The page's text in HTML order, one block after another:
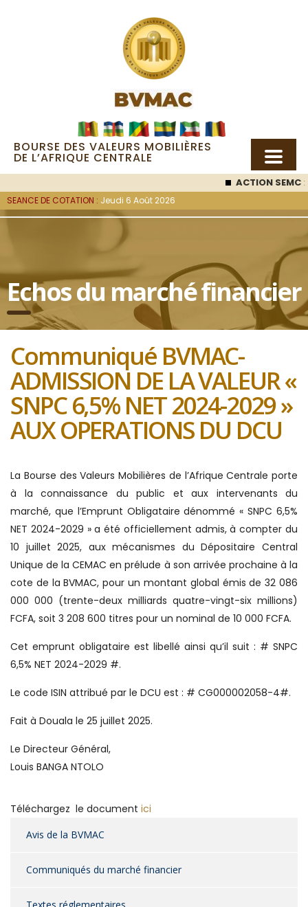
BOURSE DES VALEURS MOBILIÈRES
DE L’AFRIQUE CENTRALE
ACTION SEMC:
SEANCE DE COTATION : Jeudi 6 Août 2026
Echos du marché financier
Communiqué BVMAC-
ADMISSION DE LA VALEUR «
SNPC 6,5% NET 2024-2029 »
AUX OPERATIONS DU DCU
La Bourse des Valeurs Mobilières de l’Afrique Centrale porte
à la connaissance du public et aux intervenants du
marché, que l’Emprunt Obligataire dénommé « SNPC 6,5%
NET 2024-2029 » a été officiellement admis, à compter du
10 juillet 2025, aux mécanismes du Dépositaire Central
Unique de la CEMAC en prélude à son arrivée prochaine à la
cote de la BVMAC, pour un montant global émis de 32 086
000 000 (trente-deux milliards quatre-vingt-six millions)
FCFA, soit 3 208 600 titres pour un nominal de 10 000 FCFA.
Cet emprunt obligataire est libellé ainsi qu’il suit : # SNPC
6,5% NET 2024-2029 #.
Le code ISIN attribué par le DCU est : # CG000002058-4#.
Fait à Douala le 25 juillet 2025.
Le Directeur Général,
Louis BANGA NTOLO
Téléchargez le document ici
Avis de la BVMAC
Communiqués du marché financier